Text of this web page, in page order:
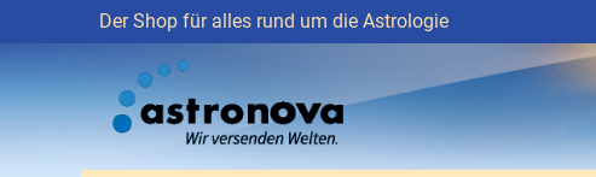
Der Shop für alles rund um die Astrologie